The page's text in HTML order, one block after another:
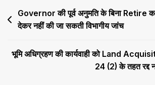
Post
navigation
Governor की पूर्व अनुमति के बिना Retire
देकर नहीं की जा सकती विभागीय जांच
भूमि अधिग्रहण की कार्यवाही को Land
24 (2) के तहत रद्द